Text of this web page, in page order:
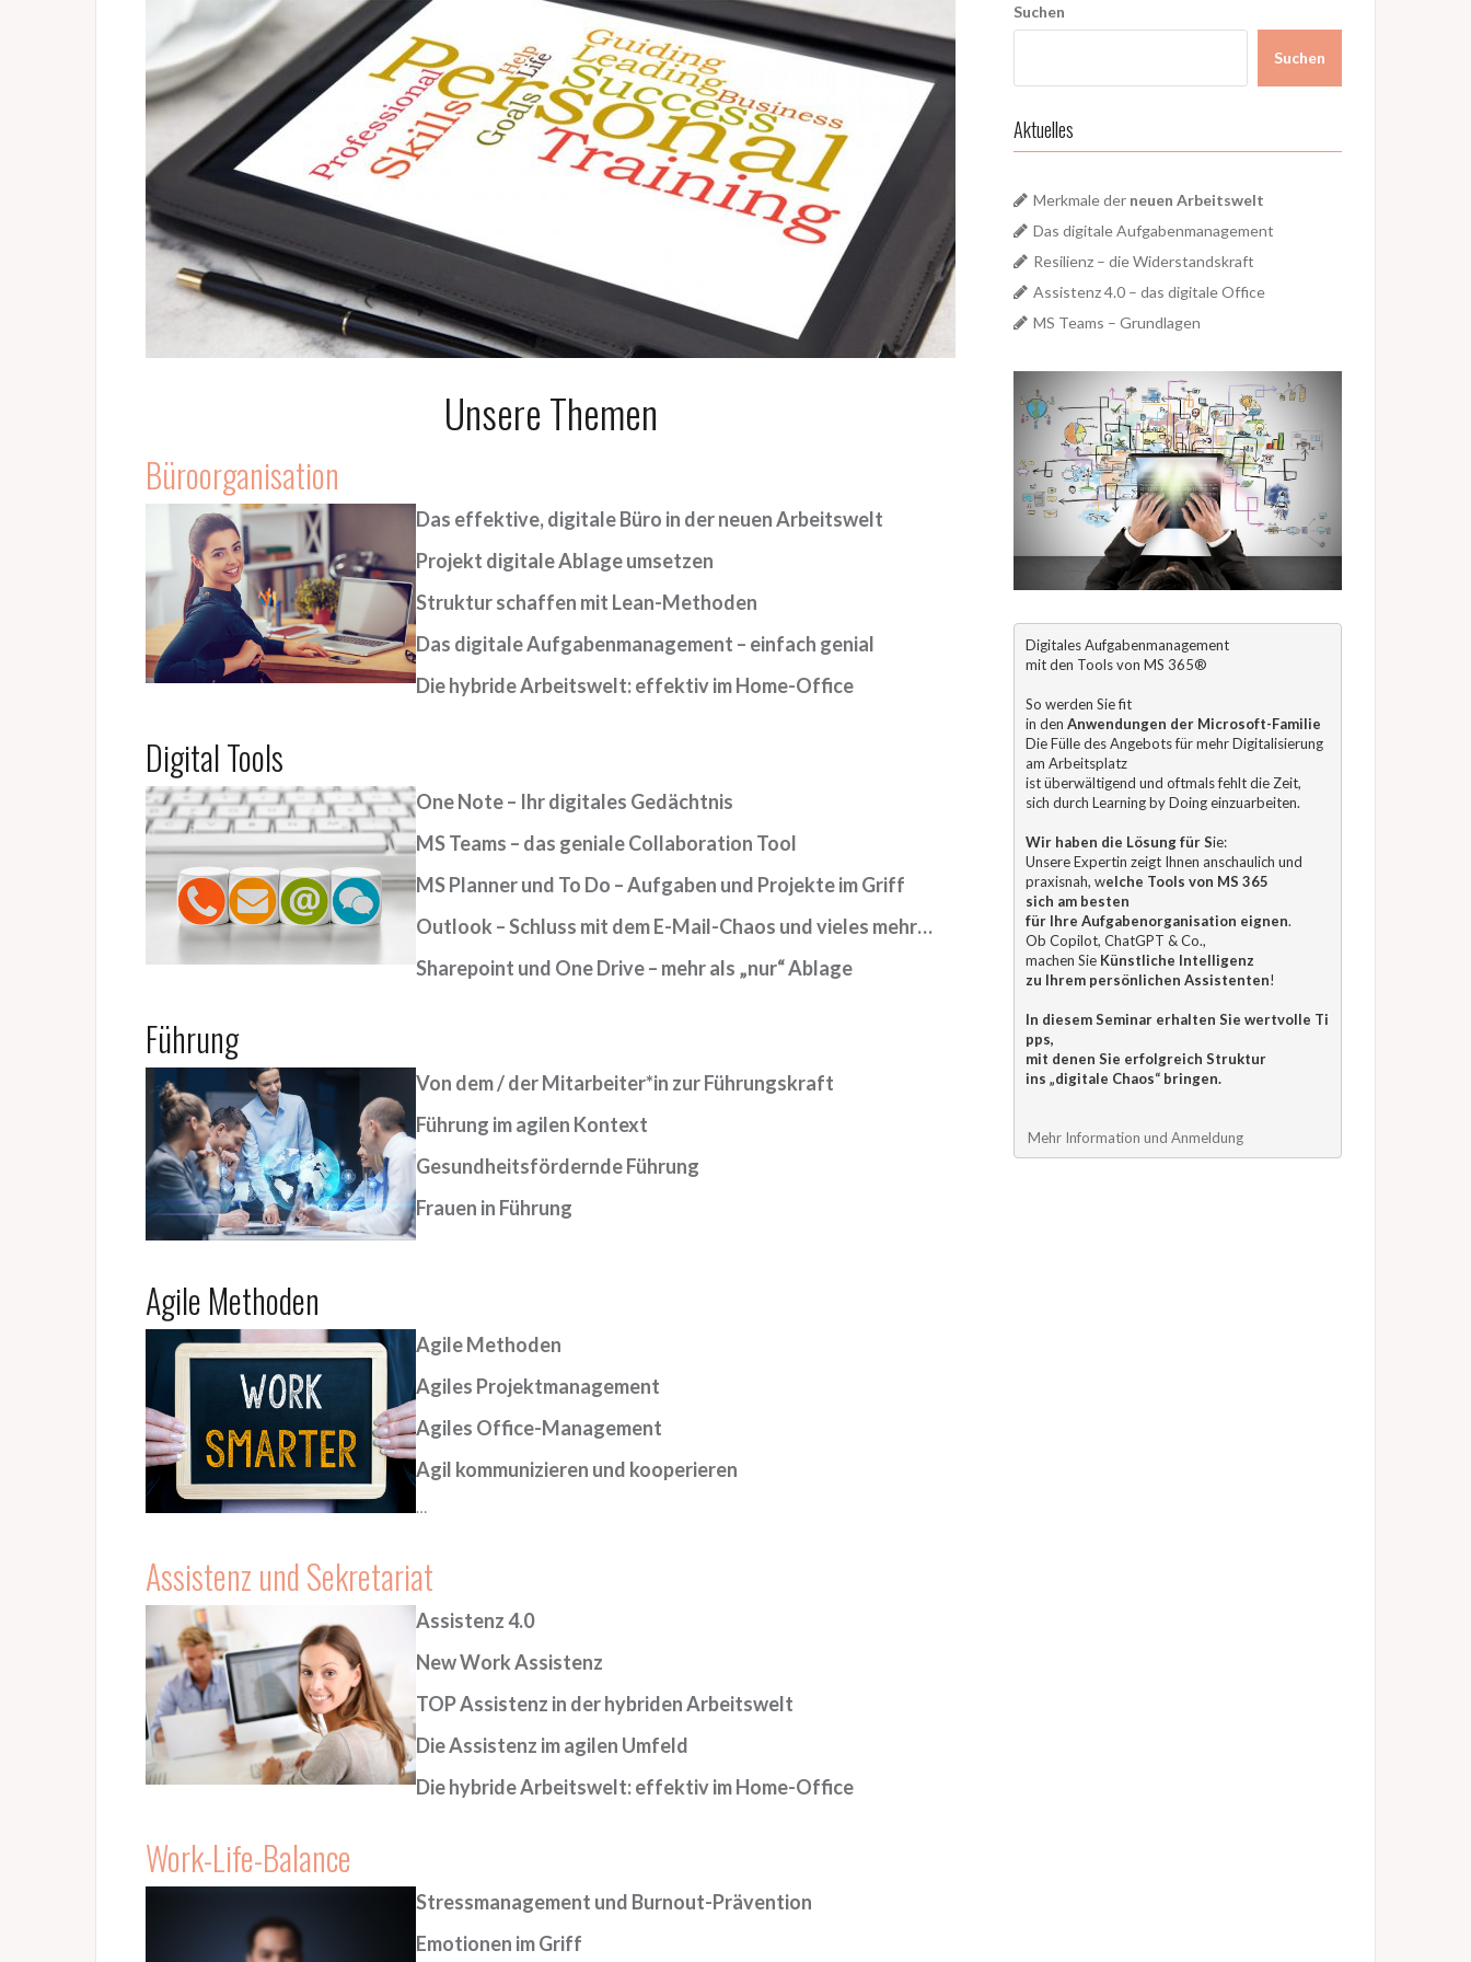
Unsere Themen
Büroorganisation
Das effektive, digitale Büro in der neuen Arbeitswelt
Projekt digitale Ablage umsetzen
Struktur schaffen mit Lean-Methoden
Das digitale Aufgabenmanagement – einfach genial
Die hybride Arbeitswelt: effektiv im Home-Office
Digital Tools
One Note – Ihr digitales Gedächtnis
MS Teams – das geniale Collaboration Tool
MS Planner und To Do – Aufgaben und Projekte im Griff
Outlook – Schluss mit dem E-Mail-Chaos und vieles mehr…
Sharepoint und One Drive – mehr als „nur“ Ablage
Führung
Von dem / der Mitarbeiter*in zur Führungskraft
Führung im agilen Kontext
Gesundheitsfördernde Führung
Frauen in Führung
Agile Methoden
Agile Methoden
Agiles Projektmanagement
Agiles Office-Management
Agil kommunizieren und kooperieren
…
Assistenz und Sekretariat
Assistenz 4.0
New Work Assistenz
TOP Assistenz in der hybriden Arbeitswelt
Die Assistenz im agilen Umfeld
Die hybride Arbeitswelt: effektiv im Home-Office
Work-Life-Balance
Stressmanagement und Burnout-Prävention
Emotionen im Griff
Suchen
Suchen
Aktuelles
Merkmale der neuen Arbeitswelt
Das digitale Aufgabenmanagement
Resilienz – die Widerstandskraft
Assistenz 4.0 – das digitale Office
MS Teams – Grundlagen
Digitales Aufgabenmanagement
mit den Tools von MS 365®
So werden Sie fit
in den Anwendungen der Microsoft-Familie
Die Fülle des Angebots für mehr Digitalisierung
am Arbeitsplatz
ist überwältigend und oftmals fehlt die Zeit,
sich durch Learning by Doing einzuarbeiten.
Wir haben die Lösung für Sie:
Unsere Expertin zeigt Ihnen anschaulich und
praxisnah, welche Tools von MS 365
sich am besten
für Ihre Aufgabenorganisation eignen.
Ob Copilot, ChatGPT & Co.,
machen Sie Künstliche Intelligenz
zu Ihrem persönlichen Assistenten!
In diesem Seminar erhalten Sie wertvolle Ti
pps,
mit denen Sie erfolgreich Struktur
ins „digitale Chaos“ bringen.
Mehr Information und Anmeldung